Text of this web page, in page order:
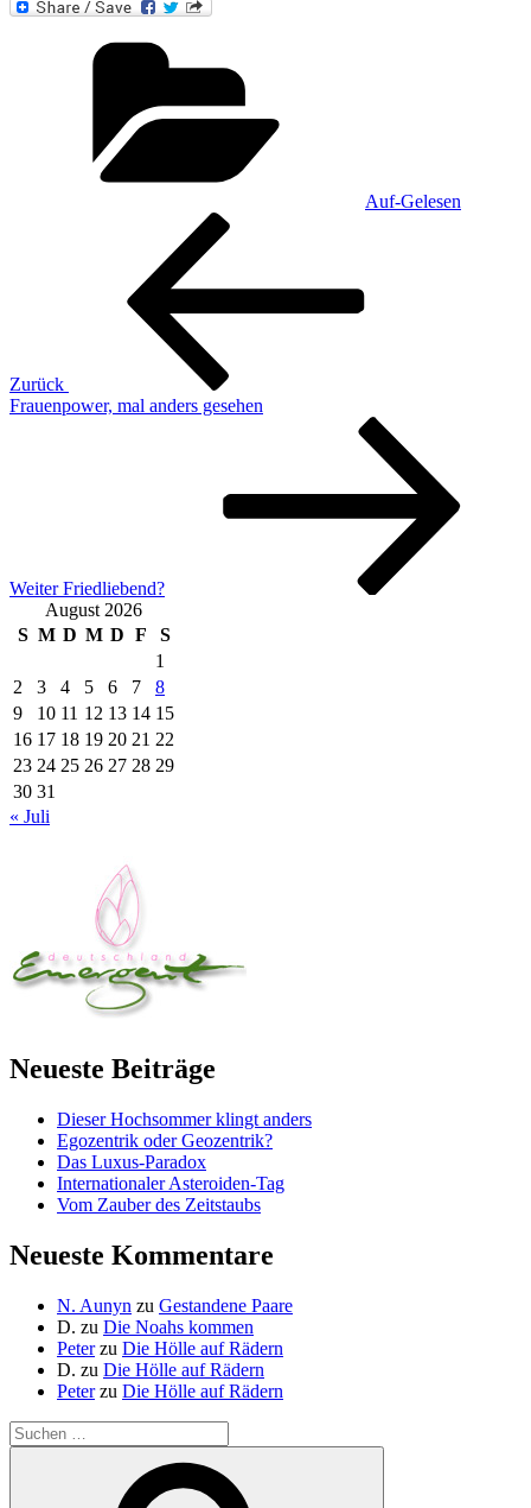
Auf-Gelesen
Beitragsnavigation
Zurück
Frauenpower, mal anders gesehen
Weiter Friedliebend?
August 2026
S M D M D F
S
1
2
3 4 5 6 7
8
9
10 11 12 13 14 15
16 17 18 19 20 21 22
23 24 25 26 27 28 29
30 31
« Juli
Neueste Beiträge
Dieser Hochsommer klingt anders
Egozentrik oder Geozentrik?
Das Luxus-Paradox
Internationaler Asteroiden-Tag
Vom Zauber des Zeitstaubs
Neueste Kommentare
N. Aunyn zu Gestandene Paare
D. zu Die Noahs kommen
Peterzu Die Hölle auf Rädern
D. zu Die Hölle auf Rädern
Peterzu Die Hölle auf Rädern
Suche
nach: